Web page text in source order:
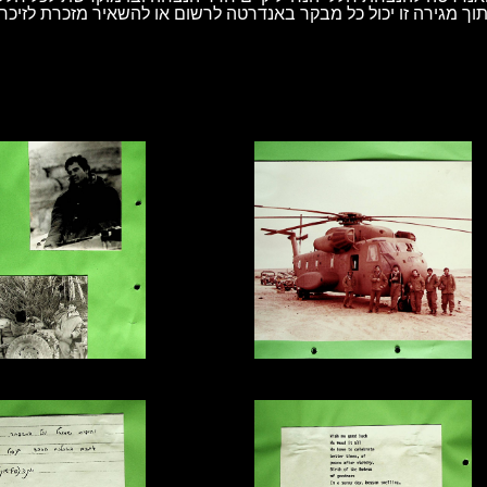
מגירה זו יכול כל מבקר באנדרטה לרשום או להשאיר מזכרת